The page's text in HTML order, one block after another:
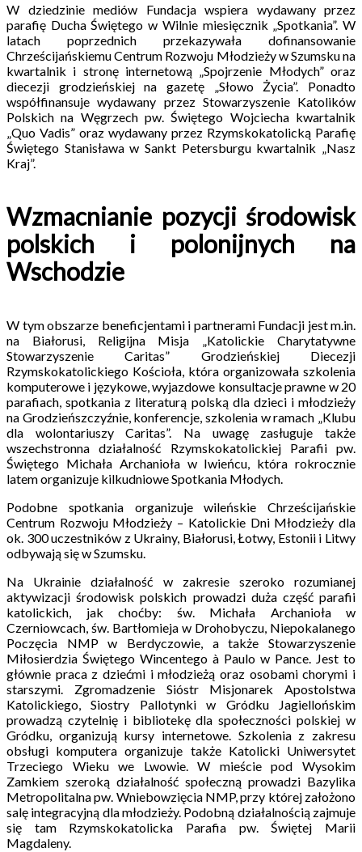
W dziedzinie mediów Fundacja wspiera wydawany przez
parafię Ducha Świętego w Wilnie miesięcznik „Spotkania”. W
latach poprzednich przekazywała dofinansowanie
Chrześcijańskiemu Centrum Rozwoju Młodzieży w Szumsku na
kwartalnik i stronę internetową „Spojrzenie Młodych” oraz
diecezji grodzieńskiej na gazetę „Słowo Życia”. Ponadto
współfinansuje wydawany przez Stowarzyszenie Katolików
Polskich na Węgrzech pw. Świętego Wojciecha kwartalnik
„Quo Vadis” oraz wydawany przez Rzymskokatolicką Parafię
Świętego Stanisława w Sankt Petersburgu kwartalnik „Nasz
Kraj”.
Wzmacnianie pozycji środowisk
polskich i polonijnych na
Wschodzie
W tym obszarze beneficjentami i partnerami Fundacji jest m.in.
na Białorusi, Religijna Misja „Katolickie Charytatywne
Stowarzyszenie Caritas” Grodzieńskiej Diecezji
Rzymskokatolickiego Kościoła, która organizowała szkolenia
komputerowe i językowe, wyjazdowe konsultacje prawne w 20
parafiach, spotkania z literaturą polską dla dzieci i młodzieży
na Grodzieńszczyźnie, konferencje, szkolenia w ramach „Klubu
dla wolontariuszy Caritas”. Na uwagę zasługuje także
wszechstronna działalność Rzymskokatolickiej Parafii pw.
Świętego Michała Archanioła w Iwieńcu, która rokrocznie
latem organizuje kilkudniowe Spotkania Młodych.
Podobne spotkania organizuje wileńskie Chrześcijańskie
Centrum Rozwoju Młodzieży – Katolickie Dni Młodzieży dla
ok. 300 uczestników z Ukrainy, Białorusi, Łotwy, Estonii i Litwy
odbywają się w Szumsku.
Na Ukrainie działalność w zakresie szeroko rozumianej
aktywizacji środowisk polskich prowadzi duża część parafii
katolickich, jak choćby: św. Michała Archanioła w
Czerniowcach, św. Bartłomieja w Drohobyczu, Niepokalanego
Poczęcia NMP w Berdyczowie, a także Stowarzyszenie
Miłosierdzia Świętego Wincentego à Paulo w Pance. Jest to
głównie praca z dziećmi i młodzieżą oraz osobami chorymi i
starszymi. Zgromadzenie Sióstr Misjonarek Apostolstwa
Katolickiego, Siostry Pallotynki w Gródku Jagiellońskim
prowadzą czytelnię i bibliotekę dla społeczności polskiej w
Gródku, organizują kursy internetowe. Szkolenia z zakresu
obsługi komputera organizuje także Katolicki Uniwersytet
Trzeciego Wieku we Lwowie. W mieście pod Wysokim
Zamkiem szeroką działalność społeczną prowadzi Bazylika
Metropolitalna pw. Wniebowzięcia NMP, przy której założono
salę integracyjną dla młodzieży. Podobną działalnością zajmuje
się tam Rzymskokatolicka Parafia pw. Świętej Marii
Magdaleny.